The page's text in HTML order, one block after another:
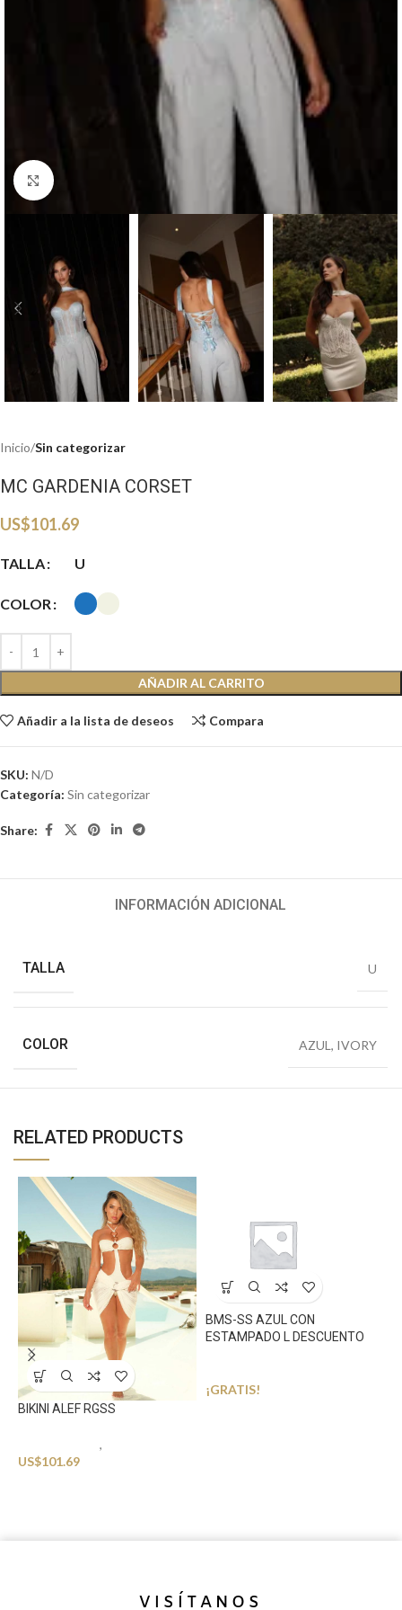
Haga clic para ampliar
Inicio Sin categorizar
MC GARDENIA CORSET
US$101.69
TALLA U
COLOR
AÑADIR AL CARRITO
Añadir a la lista de deseos Compara
SKU: N/D
Categoría: Sin categorizar
Share:
INFORMACIÓN ADICIONAL
TALLA U
COLOR AZUL, IVORY
RELATED PRODUCTS
BIKINI ALEF RGSS
,
US$101.69
BMS-SS AZUL CON
ESTAMPADO L DESCUENTO
¡GRATIS!
VISÍTANOS